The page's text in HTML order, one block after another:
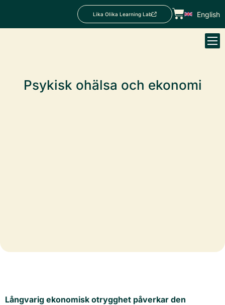
Lika Olika Learning Lab English
Psykisk ohälsa och ekonomi
Långvarig ekonomisk otrygghet påverkar den